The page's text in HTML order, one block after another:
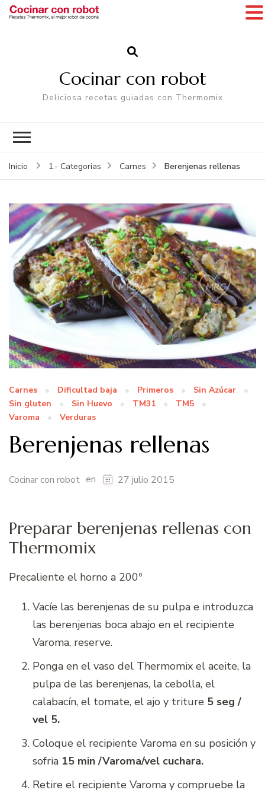
Cocinar con robot
Deliciosa recetas guiadas con Thermomix
Inicio 1.- Categorias Carnes Berenjenas rellenas
Carnes Dificultad baja Primeros
Sin Azúcar
Sin gluten
Sin Huevo TM31
TM5
Varoma
Verduras
Berenjenas rellenas
Cocinar con robot en 27 julio 2015
Preparar berenjenas rellenas con
Thermomix
Precaliente el horno a 200º
Vacíe las berenjenas de su pulpa e introduzca
las berenjenas boca abajo en el recipiente
Varoma, reserve.
Ponga en el vaso del Thermomix el aceite, la
pulpa de las berenjenas, la cebolla, el
calabacín, el tomate, el ajo y triture 5 seg /
vel 5.
Coloque el recipiente Varoma en su posición y
sofria 15 min /Varoma/vel cuchara.
Retire el recipiente Varoma y compruebe la